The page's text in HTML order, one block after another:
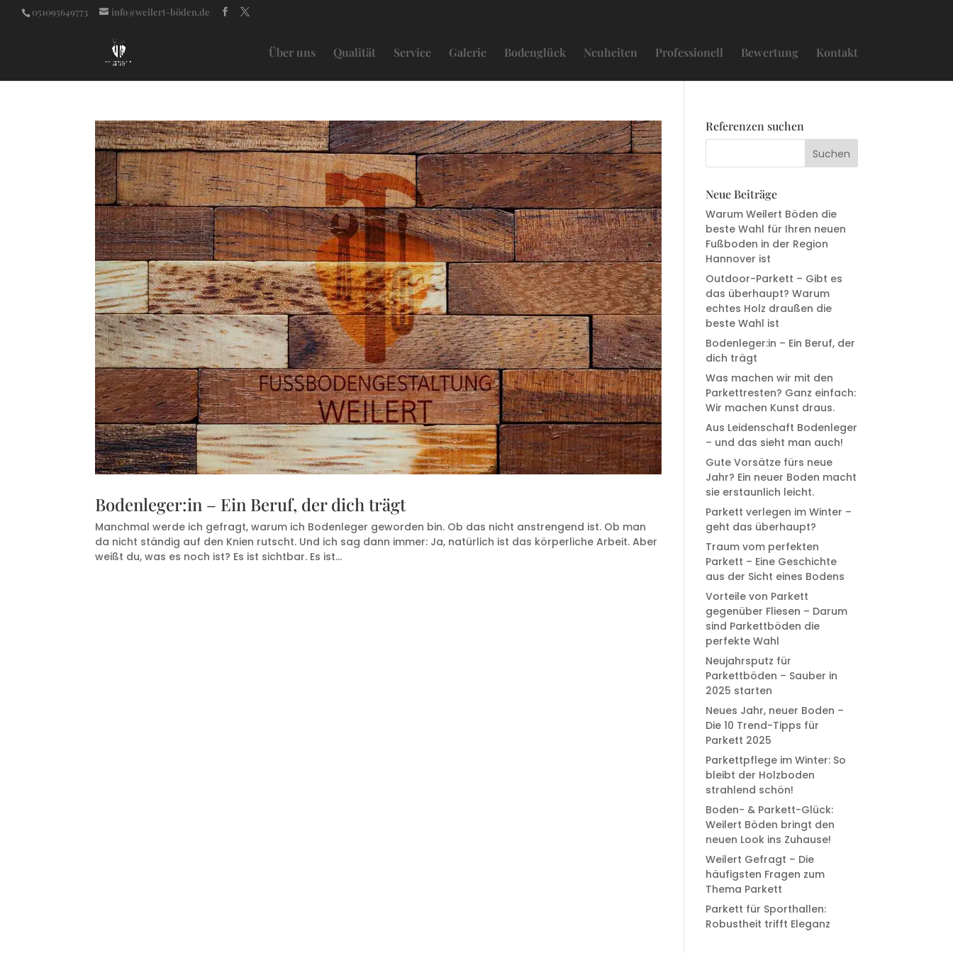
051095649773 info@weilert-böden.de
Über uns Qualität Service Galerie Bodenglück Neuheiten Professionell Bewertung Kontakt
Bodenleger:in – Ein Beruf, der dich trägt
Manchmal werde ich gefragt, warum ich Bodenleger geworden bin. Ob das nicht anstrengend ist. Ob man
da nicht ständig auf den Knien rutscht. Und ich sag dann immer: Ja, natürlich ist das körperliche Arbeit. Aber
weißt du, was es noch ist? Es ist sichtbar. Es ist...
Referenzen suchen
Neue Beiträge
Warum Weilert Böden die
beste Wahl für Ihren neuen
Fußboden in der Region
Hannover ist
Outdoor-Parkett – Gibt es
das überhaupt? Warum
echtes Holz draußen die
beste Wahl ist
Bodenleger:in – Ein Beruf, der
dich trägt
Was machen wir mit den
Parkettresten? Ganz einfach:
Wir machen Kunst draus.
Aus Leidenschaft Bodenleger
– und das sieht man auch!
Gute Vorsätze fürs neue
Jahr? Ein neuer Boden macht
sie erstaunlich leicht.
Parkett verlegen im Winter –
geht das überhaupt?
Traum vom perfekten
Parkett – Eine Geschichte
aus der Sicht eines Bodens
Vorteile von Parkett
gegenüber Fliesen – Darum
sind Parkettböden die
perfekte Wahl
Neujahrsputz für
Parkettböden – Sauber in
2025 starten
Neues Jahr, neuer Boden –
Die 10 Trend-Tipps für
Parkett 2025
Parkettpflege im Winter: So
bleibt der Holzboden
strahlend schön!
Boden- & Parkett-Glück:
Weilert Böden bringt den
neuen Look ins Zuhause!
Weilert Gefragt – Die
häufigsten Fragen zum
Thema Parkett
Parkett für Sporthallen:
Robustheit trifft Eleganz